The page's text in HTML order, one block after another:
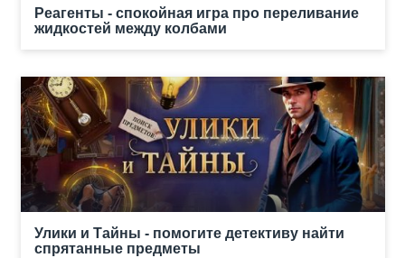
Реагенты - спокойная игра про переливание
жидкостей между колбами
Улики и Тайны - помогите детективу найти
спрятанные предметы